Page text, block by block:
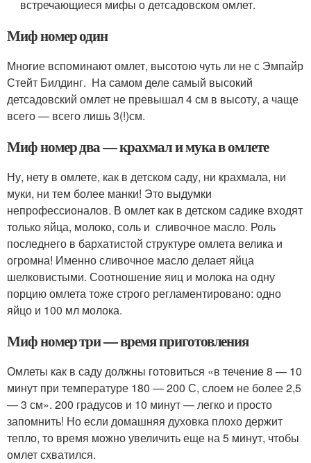
встречающиеся мифы о детсадовском омлет.
Миф номер один
Многие вспоминают омлет, высотою чуть ли не с Эмпайр
Стейт Билдинг. На самом деле самый высокий
детсадовский омлет не превышал 4 см в высоту, а чаще
всего — всего лишь 3(!)см.
Миф номер два — крахмал и мука в омлете
Ну, нету в омлете, как в детском саду, ни крахмала, ни
муки, ни тем более манки! Это выдумки
непрофессионалов. В омлет как в детском садике входят
только яйца, молоко, соль и сливочное масло. Роль
последнего в бархатистой структуре омлета велика и
огромна! Именно сливочное масло делает яйца
шелковистыми. Соотношение яиц и молока на одну
порцию омлета тоже строго регламентировано: одно
яйцо и 100 мл молока.
Миф номер три — время приготовления
Омлеты как в саду должны готовиться «в течение 8 — 10
минут при температуре 180 — 200 С, слоем не более 2,5
— 3 см». 200 градусов и 10 минут — легко и просто
запомнить! Но если домашняя духовка плохо держит
тепло, то время можно увеличить еще на 5 минут, чтобы
омлет схватился.